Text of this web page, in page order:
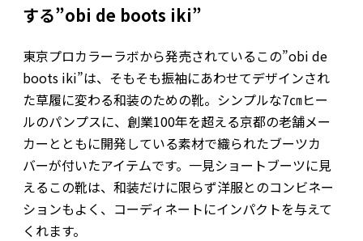
する”obi de boots iki”
東京プロカラーラボから発売されているこの”obi de
boots iki”は、そもそも振袖にあわせてデザインされ
た草履に変わる和装のための靴。シンプルな7㎝ヒー
ルのパンプスに、創業100年を超える京都の老舗メー
カーとともに開発している素材で織られたブーツカ
バーが付いたアイテムです。一見ショートブーツに見
えるこの靴は、和装だけに限らず洋服とのコンビネー
ションもよく、コーディネートにインパクトを与えて
くれます。